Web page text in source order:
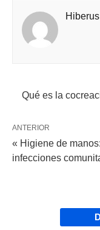
Hiberus
Qué es la
ANTERIOR
« Higiene de
infecciones